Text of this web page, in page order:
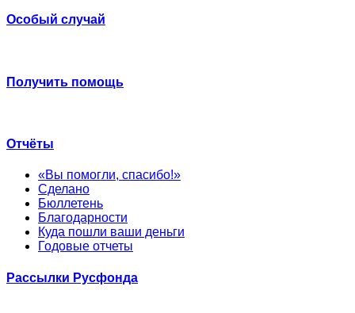
Особый случай
Получить помощь
Отчёты
«Вы помогли, спасибо!»
Сделано
Бюллетень
Благодарности
Куда пошли ваши деньги
Годовые отчеты
Рассылки Русфонда